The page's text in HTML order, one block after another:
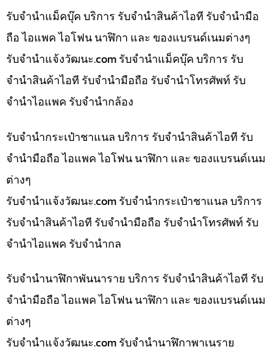
รับจำนำแม็คบุ๊ค บริการ รับจำนำสินค้าไอที รับจำนำมือ
ถือ ไอแพค ไอโฟน นาฬิกา และ ของแบรนด์เนมต่างๆ
รับจํานําแจ้งวัฒนะ.com รับจำนำแม็คบุ๊ค บริการ รับ
จำนำสินค้าไอที รับจำนำมือถือ รับจำนำโทรศัพท์ รับ
จำนำไอแพค รับจำนำกล้อง
รับจำนำกระเป๋าชาแนล บริการ รับจำนำสินค้าไอที รับ
จำนำมือถือ ไอแพค ไอโฟน นาฬิกา และ ของแบรนด์เนม
ต่างๆ
รับจํานําแจ้งวัฒนะ.com รับจำนำกระเป๋าชาแนล บริการ
รับจำนำสินค้าไอที รับจำนำมือถือ รับจำนำโทรศัพท์ รับ
จำนำไอแพค รับจำนำกล
รับจำนำนาฬิกาพันนาราย บริการ รับจำนำสินค้าไอที รับ
จำนำมือถือ ไอแพค ไอโฟน นาฬิกา และ ของแบรนด์เนม
ต่างๆ
รับจํานําแจ้งวัฒนะ.com รับจำนำนาฬิกาพาเนราย